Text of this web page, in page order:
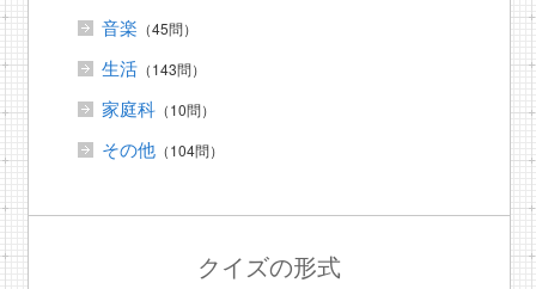
音楽 （45問）
生活（143問）
家庭科（10問）
その他（104問）
クイズの形式